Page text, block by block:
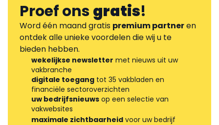
Proef onsgratis!
Word één maand gratis premium partneren
ontdek alle unieke voordelen die wij u te
bieden hebben.
wekelijkse newsletter met nieuws uit uw
vakbranche
digitale toegang tot 35 vakbladen en
financiële sectoroverzichten
uw bedrijfsnieuws op een selectie van
vakwebsites
maximale zichtbaarheid voor uw bedrijf